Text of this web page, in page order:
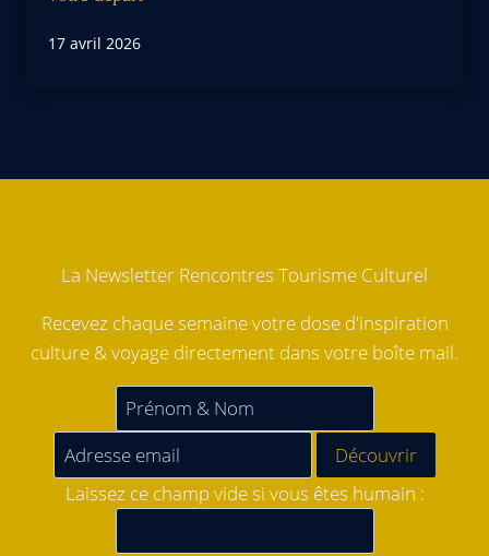
17 avril 2026
La Newsletter Rencontres Tourisme Culturel
Recevez chaque semaine votre dose d'inspiration
culture & voyage directement dans votre boîte mail.
Laissez ce champ vide si vous êtes humain :